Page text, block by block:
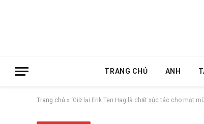
TRANG CHỦ ANH
Trang chủ » ‘Giữ lại Erik Ten Hag là chất xúc tác cho một